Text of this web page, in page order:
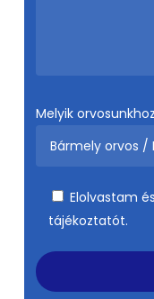
Melyik
Elolvastam
tájékoztatót.